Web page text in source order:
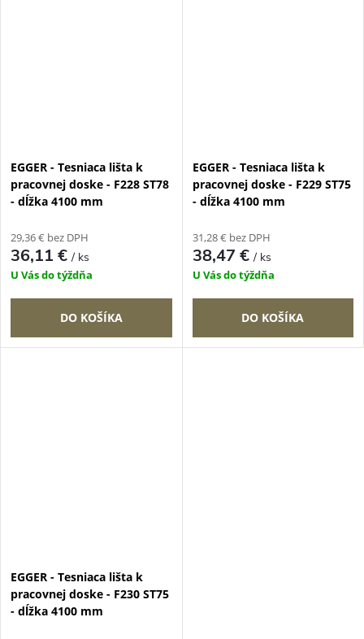
EGGER - Tesniaca lišta k
pracovnej doske - F228 ST78
- dĺžka 4100 mm
29,36 € bez DPH
36,11 €/ ks
U Vás do týždňa
DO KOŠÍKA
EGGER - Tesniaca lišta k
pracovnej doske - F229 ST75
- dĺžka 4100 mm
31,28 € bez DPH
38,47 €/ ks
U Vás do týždňa
DO KOŠÍKA
EGGER - Tesniaca lišta k
pracovnej doske - F230 ST75
- dĺžka 4100 mm